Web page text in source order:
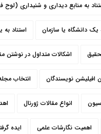
به منابع دیداری و شنیداری (لوح
دانشگاه یا سازمان استناد
اشکالات متداول در نوشتن
افیلیشن نویسندگان انتخاب
انواع مقالات ژورنال
اهمیت نگارشات علمی ایده